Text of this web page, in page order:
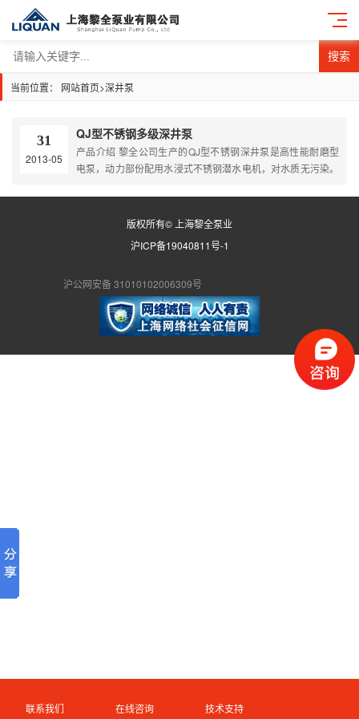
搜索
当前位置： 网站首页>深井泵
31
2013-05
QJ型不锈钢多级深井泵
产品介绍 黎全公司生产的QJ型不锈钢深井泵是高性能耐磨型
电泵，动力部份配用水浸式不锈钢潜水电机，对水质无污染。
不锈钢导流壳，“浮动式”结构叶轮在工作期间对电机无轴向压
及家庭式（或高层送水使用）。 产品原理 1、QJ型不锈钢
版权所有© 上海黎全泵业
沪ICP备19040811号-1
沪公网安备 31010102006309号
联系我们 在线咨询 技术支持